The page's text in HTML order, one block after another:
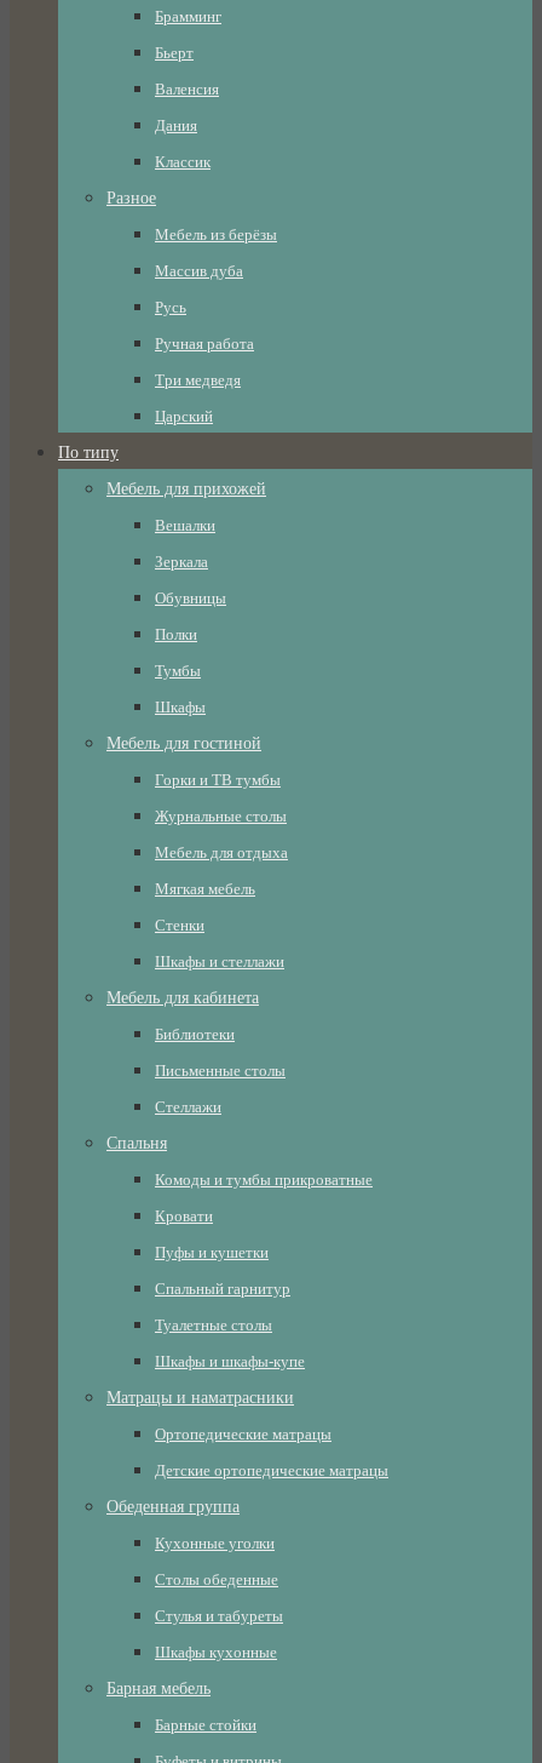
Брамминг
Бьерт
Валенсия
Дания
Классик
Разное
Мебель из берёзы
Массив дуба
Русь
Ручная работа
Три медведя
Царский
По типу
Мебель для прихожей
Вешалки
Зеркала
Обувницы
Полки
Тумбы
Шкафы
Мебель для гостиной
Горки и ТВ тумбы
Журнальные столы
Мебель для отдыха
Мягкая мебель
Стенки
Шкафы и стеллажи
Мебель для кабинета
Библиотеки
Письменные столы
Стеллажи
Спальня
Комоды и тумбы прикроватные
Кровати
Пуфы и кушетки
Спальный гарнитур
Туалетные столы
Шкафы и шкафы-купе
Матрацы и наматрасники
Ортопедические матрацы
Детские ортопедические матрацы
Обеденная группа
Кухонные уголки
Столы обеденные
Стулья и табуреты
Шкафы кухонные
Барная мебель
Барные стойки